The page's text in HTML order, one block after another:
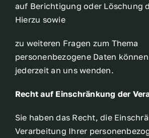
auf Berichtigung oder Löschung
Hierzu sowie
zu weiteren Fragen zum Thema
personenbezogene Daten
jederzeit an uns wenden.
Recht auf Einschränkung der
Sie haben das Recht, die
Verarbeitung Ihrer